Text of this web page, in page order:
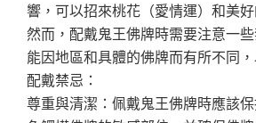
響，可以招來桃花（愛情運）和美
然而，配戴鬼王佛牌時需要注意一
能因地區和具體的佛牌而有所不同
配戴禁忌：
尊重與清潔：佩戴鬼王佛牌時應該